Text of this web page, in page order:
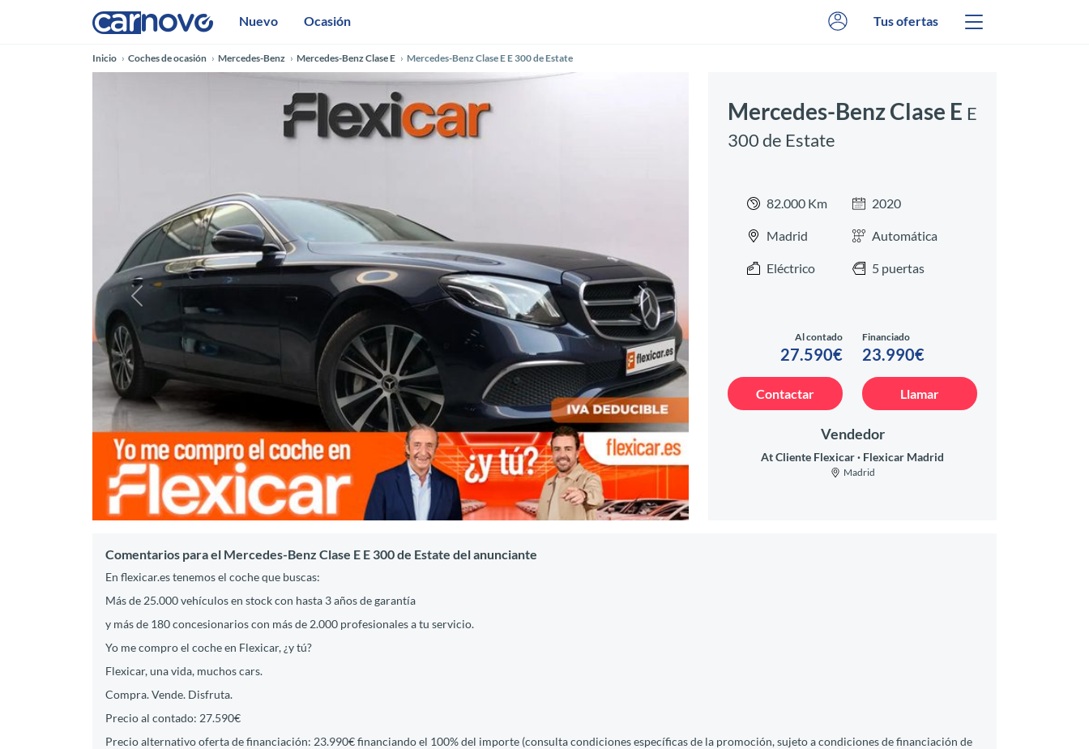
Nuevo Ocasión Tus ofertas
Inicio Coches de ocasión Mercedes-Benz Mercedes-Benz Clase E Mercedes-Benz Clase E E 300 de Estate
Anterior Siguiente
Mercedes-Benz Clase E E
300 de Estate
82.000 Km 2020
Madrid Automática
Eléctrico 5 puertas
Al contado
27.590€
Financiado
23.990€
Contactar Llamar
Vendedor
At Cliente Flexicar Flexicar Madrid
Madrid
Comentarios para el Mercedes-Benz Clase E E 300 de Estate del anunciante
En flexicar.es tenemos el coche que buscas:
Más de 25.000 vehículos en stock con hasta 3 años de garantía
y más de 180 concesionarios con más de 2.000 profesionales a tu servicio.
Yo me compro el coche en Flexicar, ¿y tú?
Flexicar, una vida, muchos cars.
Compra. Vende. Disfruta.
Precio al contado: 27.590€
Precio alternativo oferta de financiación: 23.990€ financiando el 100% del importe (consulta condiciones específicas de la promoción, sujeto a condiciones de financiación de